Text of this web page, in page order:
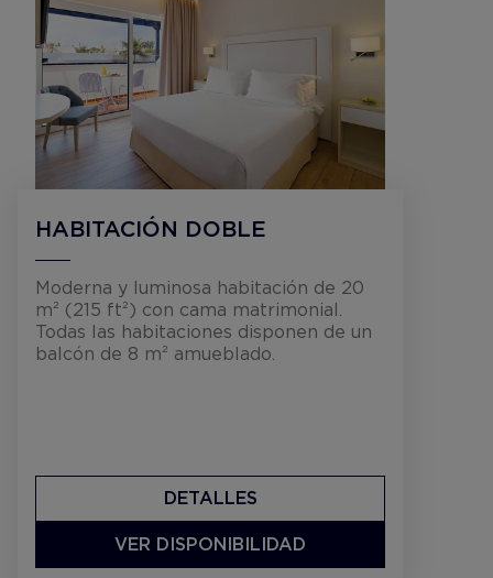
HABITACIÓN DOBLE
Moderna y luminosa habitación de 20
m² (215 ft²) con cama matrimonial.
Todas las habitaciones disponen de un
balcón de 8 m² amueblado.
DETALLES
VER DISPONIBILIDAD